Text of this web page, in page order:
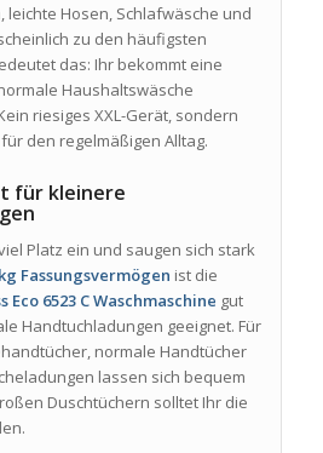
leichte Hosen, Schlafwäsche und
zu den häufigsten
das: Ihr bekommt eine
Haushaltswäsche
riesiges XXL-Gerät, sondern
den regelmäßigen Alltag.
für kleinere
Platz ein und saugen sich stark
Fassungsvermögen ist die
Eco 6523 C Waschmaschine gut
Handtuchladungen geeignet. Für
normale Handtücher
lassen sich bequem
Duschtüchern solltet Ihr die